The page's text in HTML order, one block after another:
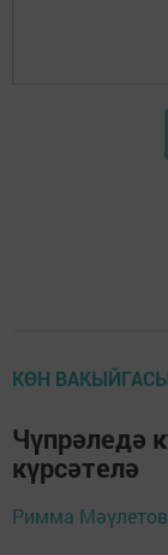
КӨН
Чүпрәледә
күрсәтелә
Римма